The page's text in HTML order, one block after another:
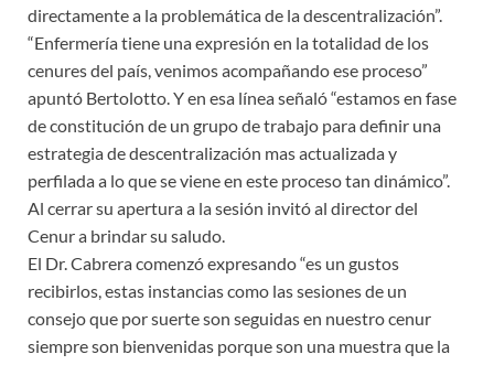
directamente a la problemática de la descentralización”.
“Enfermería tiene una expresión en la totalidad de los
cenures del país, venimos acompañando ese proceso”
apuntó Bertolotto. Y en esa línea señaló “estamos en fase
de constitución de un grupo de trabajo para definir una
estrategia de descentralización mas actualizada y
perfilada a lo que se viene en este proceso tan dinámico”.
Al cerrar su apertura a la sesión invitó al director del
Cenur a brindar su saludo.
El Dr. Cabrera comenzó expresando “es un gustos
recibirlos, estas instancias como las sesiones de un
consejo que por suerte son seguidas en nuestro cenur
siempre son bienvenidas porque son una muestra que la